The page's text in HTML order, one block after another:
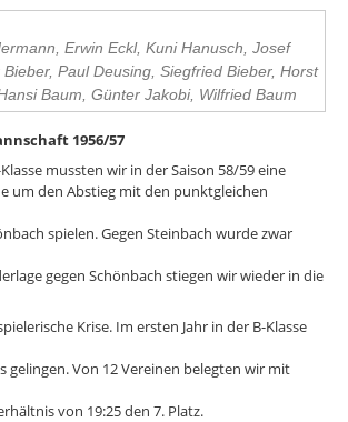
Erwin Eckl, Kuni Hanusch, Josef
Paul Deusing, Siegfried Bieber, Horst
Baum, Günter Jakobi, Wilfried Baum
1956/57
mussten wir in der Saison 58/59 eine
um den Abstieg mit den punktgleichen
spielen. Gegen Steinbach wurde zwar
gegen Schönbach stiegen wir wieder in die
Krise. Im ersten Jahr in der B-Klasse
gelingen. Von 12 Vereinen belegten wir mit
von 19:25 den 7. Platz.